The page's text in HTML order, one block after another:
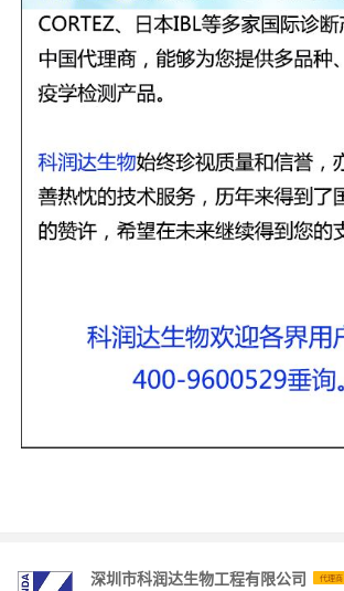
深圳市科润达生物工程有限公司 代理商